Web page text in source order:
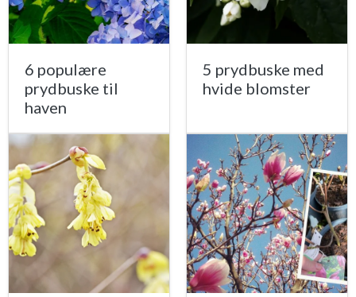
6 populære
prydbuske til
haven
5 prydbuske med
hvide blomster